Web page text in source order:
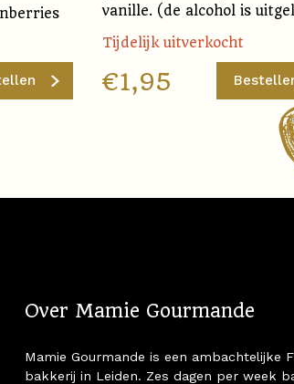
vanille. (de alcohol is
Tijdelijk uitverkocht
€1,95
Over Mamie Gourmande
Mamie Gourmande is een ambachtelijke
bakkerij in Leiden. Zes dagen per week